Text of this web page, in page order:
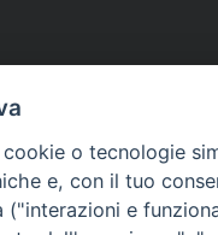
o tecnologie
e, con il tuo
("interazioni e